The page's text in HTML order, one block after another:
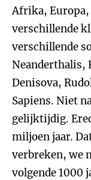
Afrika, Europa,
verschillende
verschillende
Neanderthalis,
Denisova,
Sapiens. Niet
gelijktijdig.
miljoen jaar.
verbreken, we
volgende 1000